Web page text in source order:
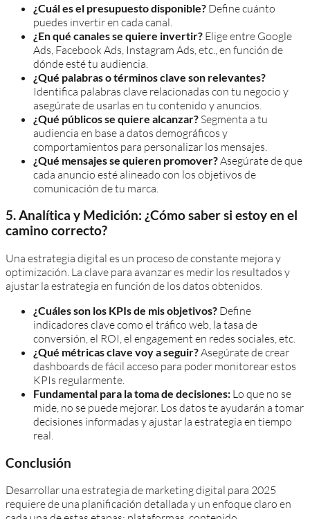
¿Cuál es el presupuesto disponible? Define cuánto
puedes invertir en cada canal.
¿En qué canales se quiere invertir? Elige entre Google
Ads, Facebook Ads, Instagram Ads, etc., en función de
dónde esté tu audiencia.
¿Qué palabras o términos clave son relevantes?
Identifica palabras clave relacionadas con tu negocio y
asegúrate de usarlas en tu contenido y anuncios.
¿Qué públicos se quiere alcanzar? Segmenta a tu
audiencia en base a datos demográficos y
comportamientos para personalizar los mensajes.
¿Qué mensajes se quieren promover?Asegúrate de que
cada anuncio esté alineado con los objetivos de
comunicación de tu marca.
5. Analítica y Medición: ¿Cómo saber si estoy en el
camino correcto?
Una estrategia digital es un proceso de constante mejora y
optimización. La clave para avanzar es medir los resultados y
ajustar la estrategia en función de los datos obtenidos.
¿Cuáles son los KPIs de mis objetivos? Define
indicadores clave como el tráfico web, la tasa de
conversión, el ROI, el engagement en redes sociales, etc.
¿Qué métricas clave voy a seguir?Asegúrate de crear
dashboards de fácil acceso para poder monitorear estos
KPIs regularmente.
Fundamental para la toma de decisiones: Lo que no se
mide, no se puede mejorar. Los datos te ayudarán a tomar
decisiones informadas y ajustar la estrategia en tiempo
real.
Conclusión
Desarrollar una estrategia de marketing digital para 2025
requiere de una planificación detallada y un enfoque claro en